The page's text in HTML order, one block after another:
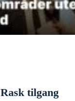
Rask tilgang